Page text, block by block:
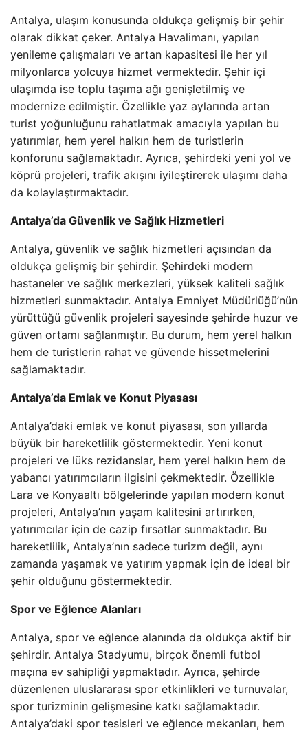
Antalya, ulaşım konusunda oldukça gelişmiş bir şehir
olarak dikkat çeker. Antalya Havalimanı, yapılan
yenileme çalışmaları ve artan kapasitesi ile her yıl
milyonlarca yolcuya hizmet vermektedir. Şehir içi
ulaşımda ise toplu taşıma ağı genişletilmiş ve
modernize edilmiştir. Özellikle yaz aylarında artan
turist yoğunluğunu rahatlatmak amacıyla yapılan bu
yatırımlar, hem yerel halkın hem de turistlerin
konforunu sağlamaktadır. Ayrıca, şehirdeki yeni yol ve
köprü projeleri, trafik akışını iyileştirerek ulaşımı daha
da kolaylaştırmaktadır.
Antalya’da Güvenlik ve Sağlık Hizmetleri
Antalya, güvenlik ve sağlık hizmetleri açısından da
oldukça gelişmiş bir şehirdir. Şehirdeki modern
hastaneler ve sağlık merkezleri, yüksek kaliteli sağlık
hizmetleri sunmaktadır. Antalya Emniyet Müdürlüğü’nün
yürüttüğü güvenlik projeleri sayesinde şehirde huzur ve
güven ortamı sağlanmıştır. Bu durum, hem yerel halkın
hem de turistlerin rahat ve güvende hissetmelerini
sağlamaktadır.
Antalya’da Emlak ve Konut Piyasası
Antalya’daki emlak ve konut piyasası, son yıllarda
büyük bir hareketlilik göstermektedir. Yeni konut
projeleri ve lüks rezidanslar, hem yerel halkın hem de
yabancı yatırımcıların ilgisini çekmektedir. Özellikle
Lara ve Konyaaltı bölgelerinde yapılan modern konut
projeleri, Antalya’nın yaşam kalitesini artırırken,
yatırımcılar için de cazip fırsatlar sunmaktadır. Bu
hareketlilik, Antalya’nın sadece turizm değil, aynı
zamanda yaşamak ve yatırım yapmak için de ideal bir
şehir olduğunu göstermektedir.
Spor ve Eğlence Alanları
Antalya, spor ve eğlence alanında da oldukça aktif bir
şehirdir. Antalya Stadyumu, birçok önemli futbol
maçına ev sahipliği yapmaktadır. Ayrıca, şehirde
düzenlenen uluslararası spor etkinlikleri ve turnuvalar,
spor turizminin gelişmesine katkı sağlamaktadır.
Antalya’daki spor tesisleri ve eğlence mekanları, hem